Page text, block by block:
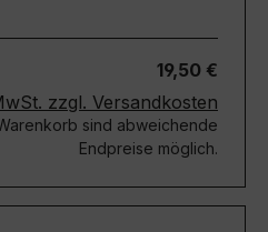
19,50 €
zzgl. Versandkosten
sind abweichende
Endpreise möglich.